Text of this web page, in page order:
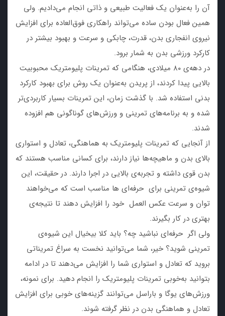
آن را به‌عنوان یک فعالیت طبیعی و ذاتی انجام می‌دادیم. ولی
همین فعال بودن ساده می‌تواند راهکاری فوق‌العاده برای افزایش
نیروی انفجاری بدن، قدرت، چابکی و سرعت و بهبود بیشتر در
کارکرد ورزشی بدن به شمار برود.
در دهه‌ی ۸۰ میلادی، هنگامی که تمرینات پلیومتریک محبوبیت
بالایی پیدا کردند، از پریدن به‌عنوان یک روش برای بهبود کارکرد
بدنی استفاده شد. با گذشت زمان، این تمرینات بسیار کاربردی‌تر
شده و به برنامه‌های تمرینی و ورزش‌های گوناگونی هم افزوده
شدند.
از آنجایی که تمرینات پلیومتریک به هماهنگی، تعادل و استواری
بالای بدن و ماهیچه‌ها نیاز دارند، برای کسانی مناسب هستند که
بدن قوی داشته و تجربه‌ی بالایی در اجرا دارند. در حقیقت، این
شیوه‌ی تمرینی برای حرفه‌ای ها مناسب است که می‌خواهند
توان و سرعت عکس العمل خود را افزایش دهند تا نتیجه‌ی
بهتری در کار بگیرند.
ولی اگر حرفه‌ای نباشید چه؟ باید کلا بیخیال این شیوه‌ی
تمرینی شوید؟ خیر، شما می‌توانید نخست به سراغ تمریناتی
بروید که تعادل و استواری شما را افزایش می‌دهند تا در ادامه
بتوانید به‌خوبی تمرینات پلیومتریک را انجام دهید. برای نمونه،
ورزش‌های یوگا و باراسل می‌توانند گزینه‌های خوبی برای افزایش
تعادل و هماهنگی بدن در نظر گرفته شوند.